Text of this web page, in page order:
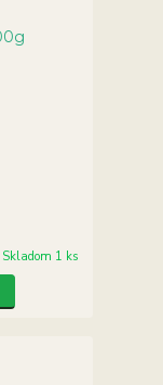
Skladom 1 ks